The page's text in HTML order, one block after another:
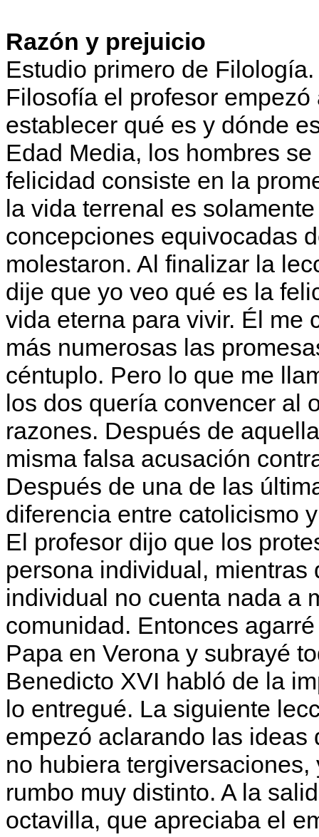
Razón y prejuicio
Estudio primero de
Filosofía el profesor
establecer qué es y dónde
Edad Media, los hombres
felicidad consiste en la
la vida terrenal es
concepciones equivocadas
molestaron. Al finalizar la
dije que yo veo qué es la
vida eterna para vivir. Él me
más numerosas las
céntuplo. Pero lo que me
los dos quería convencer al
razones. Después de
misma falsa acusación
Después de una de las
diferencia entre catolicismo
El profesor dijo que los
persona individual,
individual no cuenta nada a
comunidad. Entonces
Papa en Verona y subrayé
Benedicto XVI habló de la
lo entregué. La siguiente
empezó aclarando las
no hubiera
rumbo muy distinto. A la
octavilla, que apreciaba el